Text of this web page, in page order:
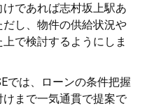
であれば志村坂上駅あ
し、物件の供給状況や
で検討するようにしま
では、ローンの条件把握
まで一気通貫で提案で